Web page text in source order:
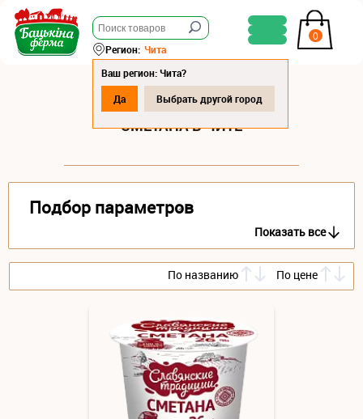
0
Регион: Чита
Ваш регион: Чита?
Да
Выбрать другой город
СМЕТАНА В ЧИТЕ
Подбор параметров
Показать все
По названию По цене